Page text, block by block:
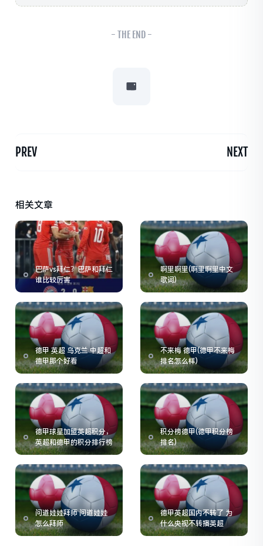
- THE END -
PREV NEXT
相关文章
巴萨vs拜仁？巴萨和拜仁
谁比较厉害
啊里啊里(啊里啊里中文
歌词)
德甲 英超 乌克兰 中超和
德甲那个好看
不来梅 德甲(德甲不来梅
排名怎么样)
德甲球星加盟英超积分，
英超和德甲的积分排行榜
积分榜德甲(德甲积分榜
排名)
问道娃娃拜师 问道娃娃
怎么拜师
德甲英超国内不转了 为
什么央视不转播英超